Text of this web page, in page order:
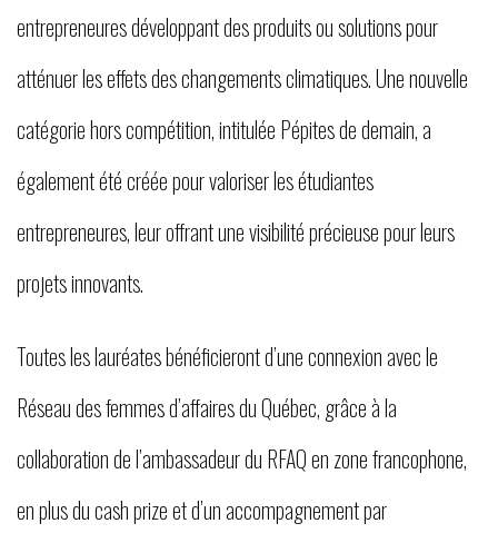
entrepreneures développant des produits ou solutions pour
atténuer les effets des changements climatiques. Une nouvelle
catégorie hors compétition, intitulée Pépites de demain, a
également été créée pour valoriser les étudiantes
entrepreneures, leur offrant une visibilité précieuse pour leurs
projets innovants.
Toutes les lauréates bénéficieront d’une connexion avec le
Réseau des femmes d’affaires du Québec, grâce à la
collaboration de l’ambassadeur du RFAQ en zone francophone,
en plus du cash prize et d’un accompagnement par